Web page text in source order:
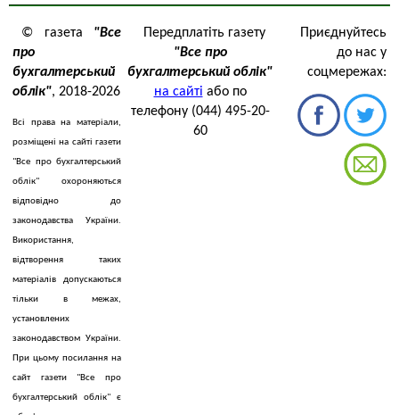
© газета "Все
про
бухгалтерський
облік", 2018-2026
Всі права на матеріали,
розміщені на сайті газети
"Все про бухгалтерський
облік" охороняються
відповідно до
законодавства України.
Використання,
відтворення таких
матеріалів допускаються
тільки в межах,
установлених
законодавством України.
При цьому посилання на
сайт газети "Все про
бухгалтерський облік" є
Передплатіть газету
"Все про
бухгалтерський облік"
на сайті або по
телефону (044) 495-20-
60
Приєднуйтесь
до нас у
соцмережах: